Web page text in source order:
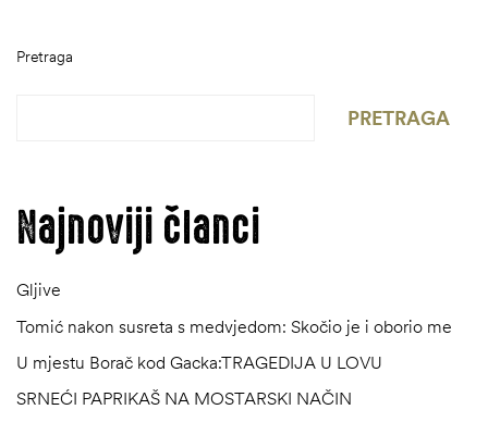
Pretraga
PRETRAGA
Najnoviji članci
Gljive
Tomić nakon susreta s medvjedom: Skočio je i oborio me
U mjestu Borač kod Gacka:TRAGEDIJA U LOVU
SRNEĆI PAPRIKAŠ NA MOSTARSKI NAČIN